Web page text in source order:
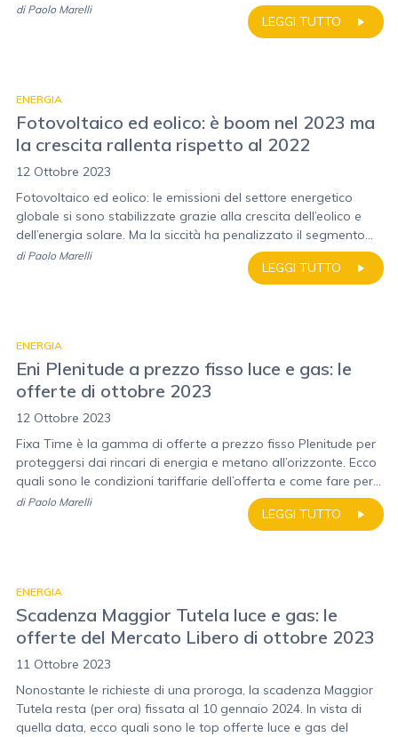
LEGGI TUTTO
di Paolo Marelli
ENERGIA
Fotovoltaico ed eolico: è boom nel 2023 ma
la crescita rallenta rispetto al 2022
12 Ottobre 2023
Fotovoltaico ed eolico: le emissioni del settore energetico
globale si sono stabilizzate grazie alla crescita dell’eolico e
dell’energia solare. Ma la siccità ha penalizzato il segmento...
LEGGI TUTTO
di Paolo Marelli
ENERGIA
Eni Plenitude a prezzo fisso luce e gas: le
offerte di ottobre 2023
12 Ottobre 2023
Fixa Time è la gamma di offerte a prezzo fisso Plenitude per
proteggersi dai rincari di energia e metano all’orizzonte. Ecco
quali sono le condizioni tariffarie dell’offerta e come fare per...
LEGGI TUTTO
di Paolo Marelli
ENERGIA
Scadenza Maggior Tutela luce e gas: le
offerte del Mercato Libero di ottobre 2023
11 Ottobre 2023
Nonostante le richieste di una proroga, la scadenza Maggior
Tutela resta (per ora) fissata al 10 gennaio 2024. In vista di
quella data, ecco quali sono le top offerte luce e gas del